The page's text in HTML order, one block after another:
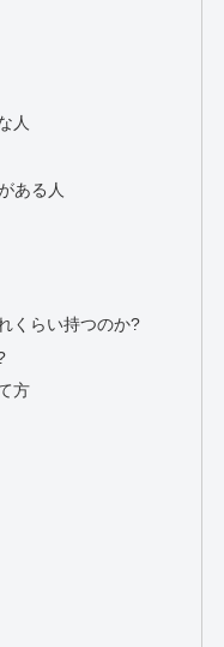
人
ある人
くらい持つのか?
方